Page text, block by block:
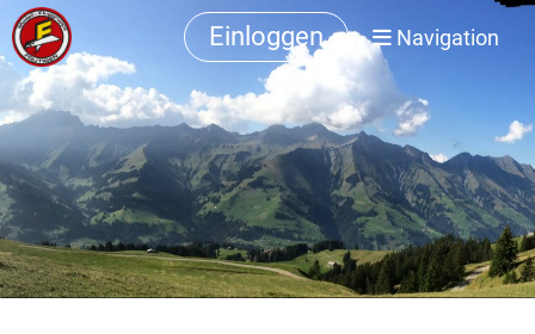
Einloggen Navigation